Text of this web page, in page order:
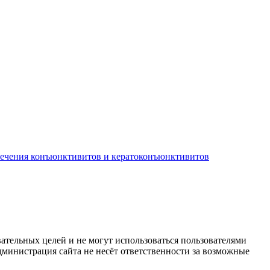
конъюнктивитов и кератоконъюнктивитов
целей и не могут использоваться пользователями
сайта не несёт ответственности за возможные